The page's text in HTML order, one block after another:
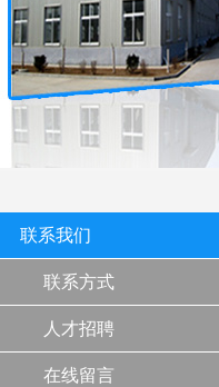
联系我们
联系方式
人才招聘
在线留言